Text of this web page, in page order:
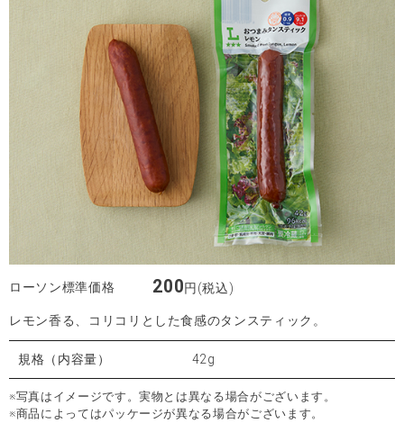
ローソン標準価格 200円(税込)
レモン香る、コリコリとした食感のタンスティック。
規格（内容量） 42g
※写真はイメージです。実物とは異なる場合がございます。
※商品によってはパッケージが異なる場合がございます。